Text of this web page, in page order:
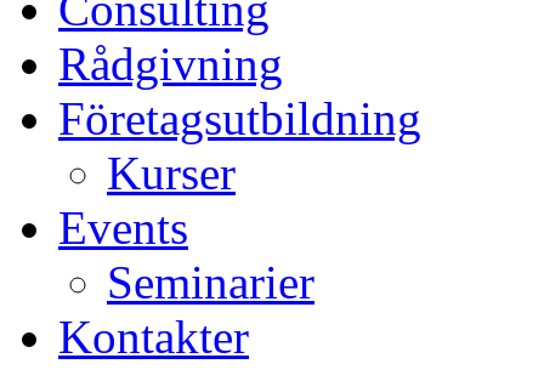
Rådgivning
Företagsutbildning
Kurser
Events
Seminarier
Kontakter